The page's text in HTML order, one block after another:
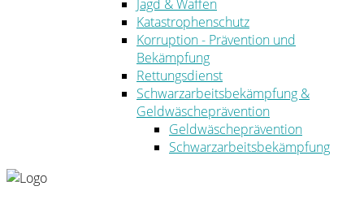
Jagd & Waffen
Katastrophenschutz
Korruption - Prävention und
Bekämpfung
Rettungsdienst
Schwarzarbeitsbekämpfung &
Geldwäscheprävention
Geldwäscheprävention
Schwarzarbeitsbekämpfung